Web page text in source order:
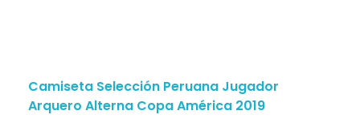
Camiseta Selección Peruana Jugador
Arquero Alterna Copa América 2019